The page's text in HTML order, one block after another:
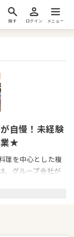
探す ログイン メニュー
自慢！未経験
業★
理を中心とした複
、グループ会社が
くい希少な魚から
境です。